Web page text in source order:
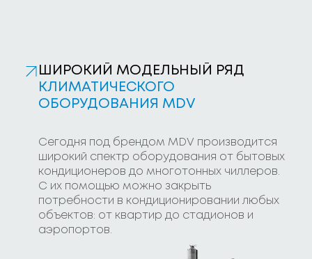
ШИРОКИЙ МОДЕЛЬНЫЙ РЯД
КЛИМАТИЧЕСКОГО
ОБОРУДОВАНИЯ MDV
Сегодня под брендом MDV производится
широкий спектр оборудования от бытовых
кондиционеров до многотонных чиллеров.
С их помощью можно закрыть
потребности в кондиционировании любых
объектов: от квартир до стадионов и
аэропортов.